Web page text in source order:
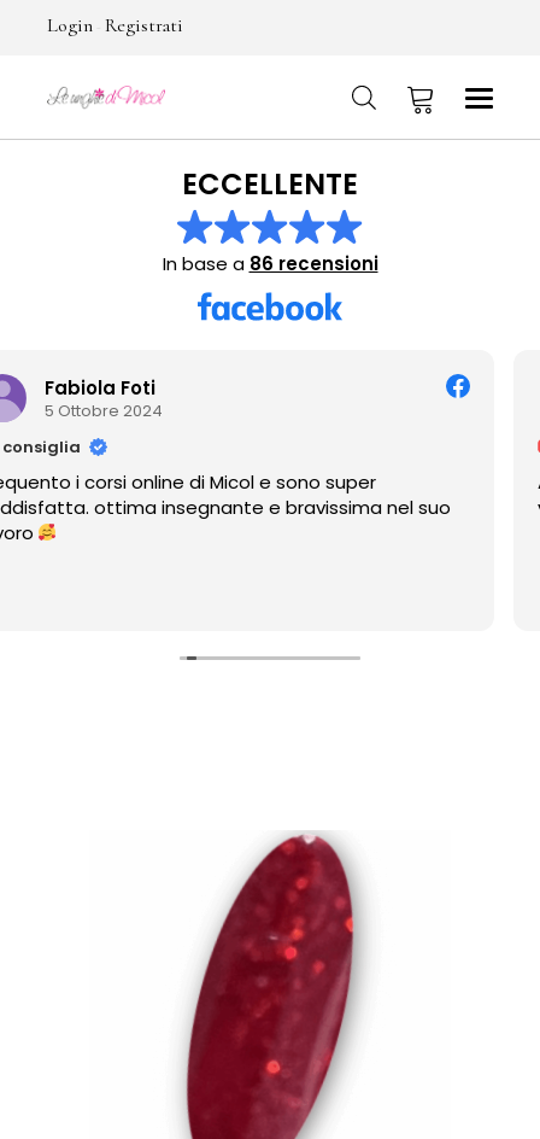
Login Registrati
No products in the cart.
ECCELLENTE
In base a 86 recensioni
nel suo
Amo como cuida y embellece las
ver sus trabajos!!!♡